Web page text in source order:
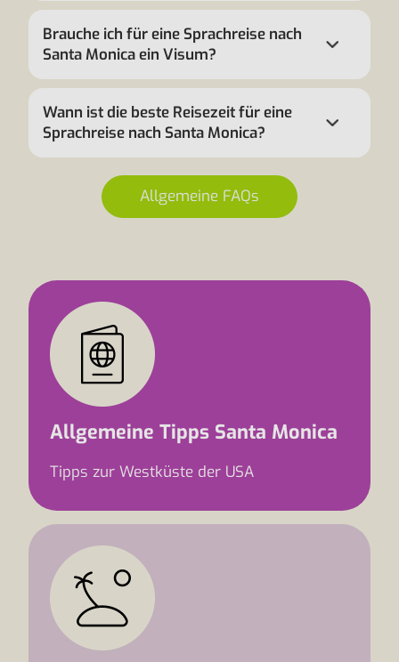
Brauche ich für eine Sprachreise nach
Santa Monica ein Visum?
Wann ist die beste Reisezeit für eine
Sprachreise nach Santa Monica?
Allgemeine FAQs
Allgemeine Tipps Santa Monica
Tipps zur Westküste der USA